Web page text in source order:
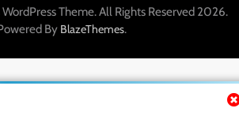
Theme. All Rights Reserved 2026.
By BlazeThemes.